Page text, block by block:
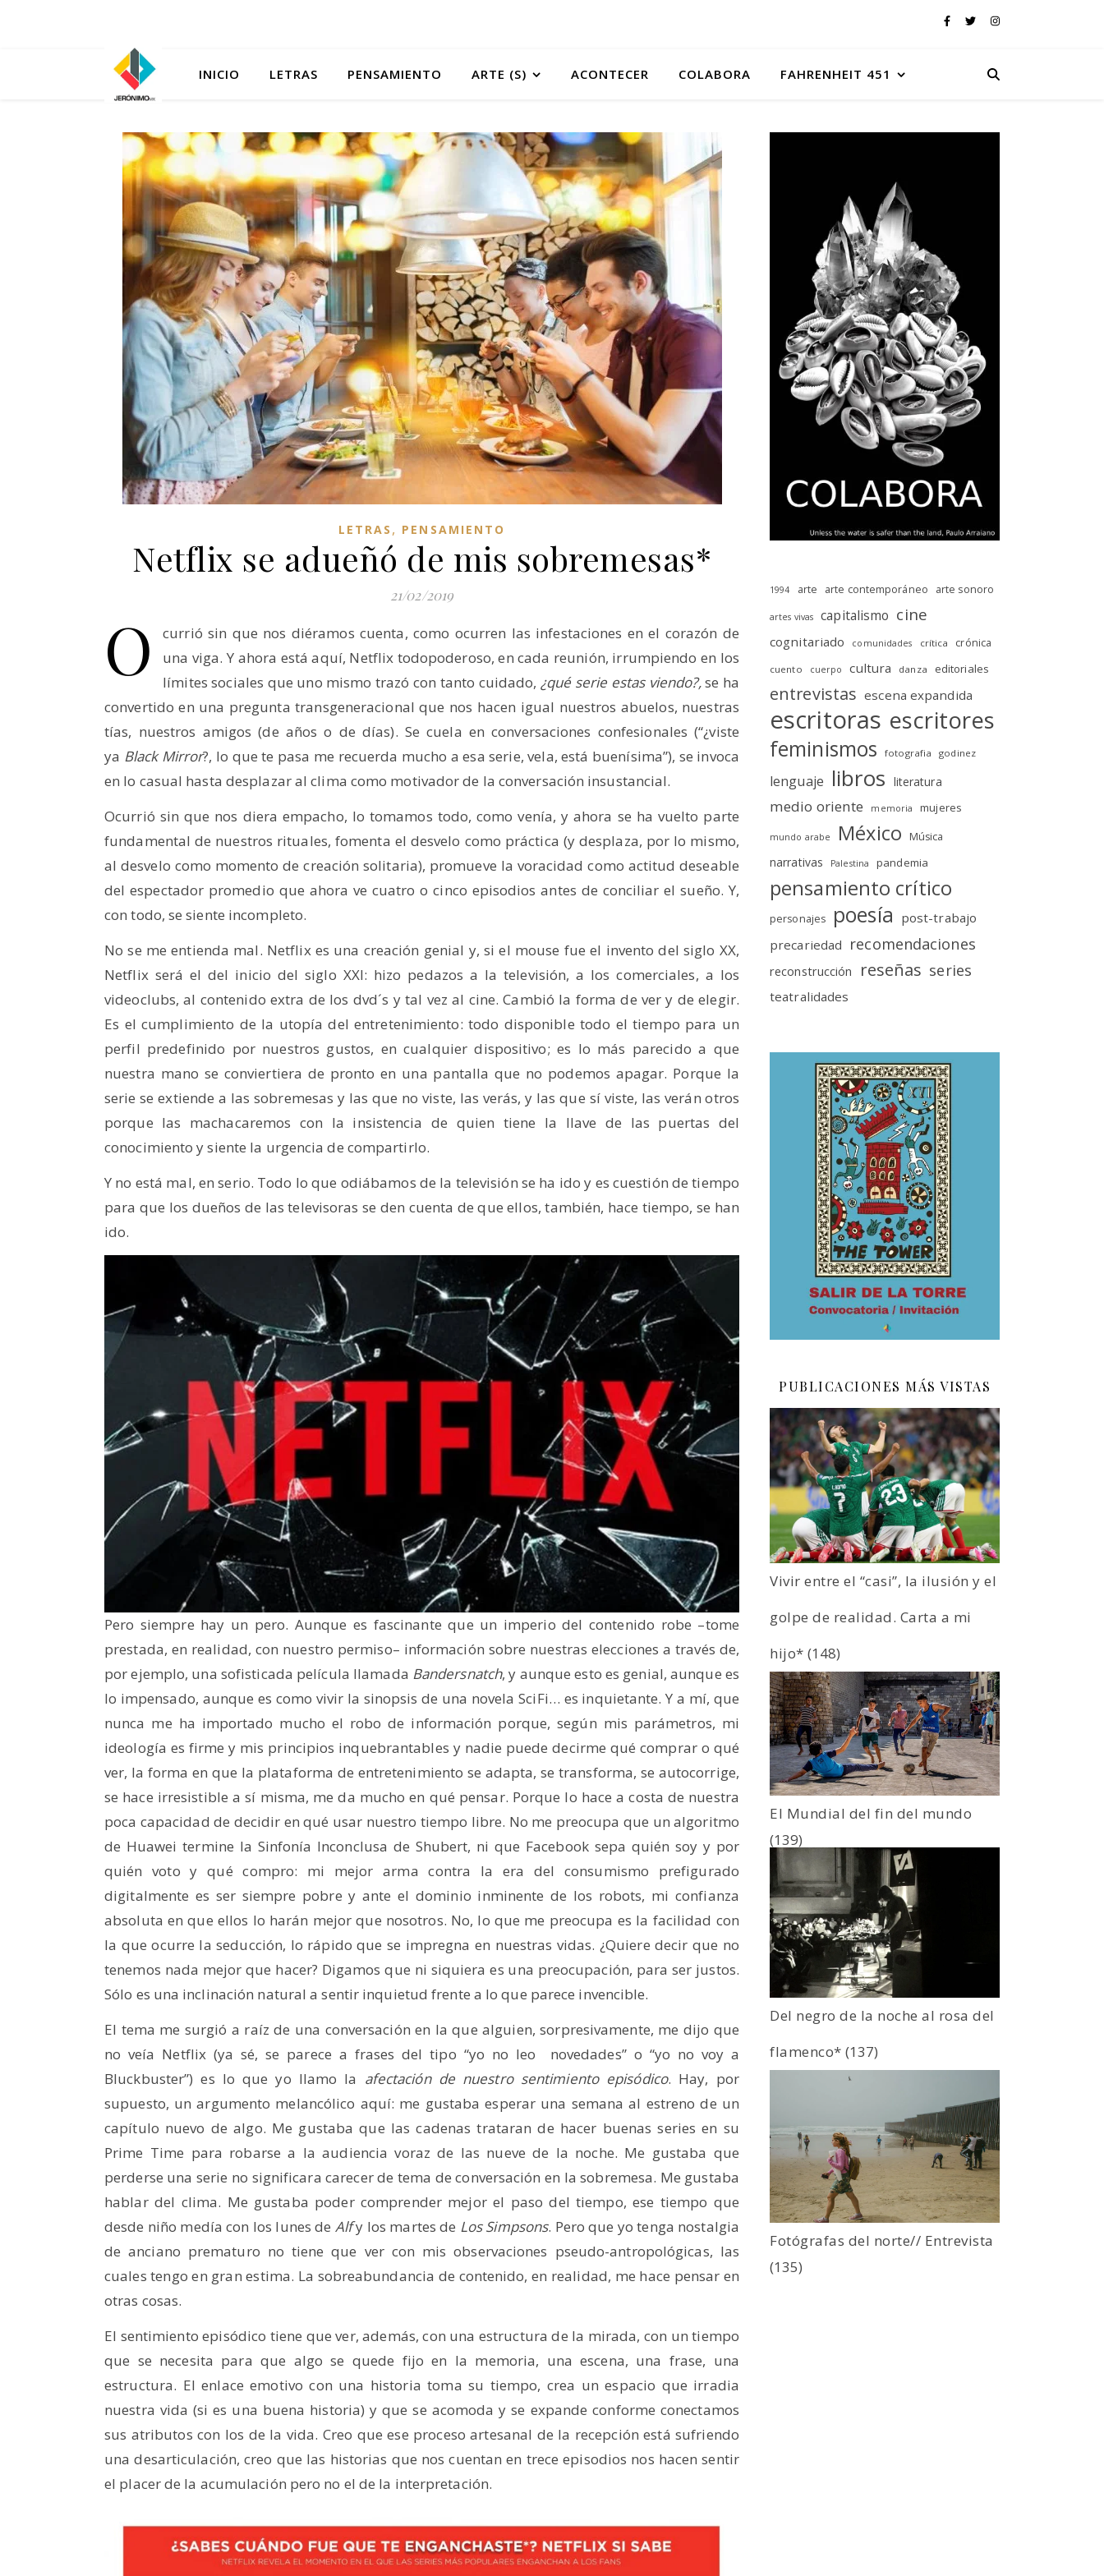
INICIO LETRAS PENSAMIENTO ARTE (S) ACONTECER COLABORA FAHRENHEIT 451
LETRAS , PENSAMIENTO
Netflix se adueñó de mis sobremesas*
21/02/2019
O
currió sin que nos diéramos cuenta, como ocurren las infestaciones en el corazón de
una viga. Y ahora está aquí, Netflix todopoderoso, en cada reunión, irrumpiendo en los
límites sociales que uno mismo trazó con tanto cuidado,¿qué serie estas viendo?,se ha
convertido en una pregunta transgeneracional que nos hacen igual nuestros abuelos, nuestras
tías, nuestros amigos (de años o de días). Se cuela en conversaciones confesionales (“¿viste
ya Black Mirror?, lo que te pasa me recuerda mucho a esa serie, vela, está buenísima”), se invoca
en lo casual hasta desplazar al clima como motivador de la conversación insustancial.
Ocurrió sin que nos diera empacho, lo tomamos todo, como venía, y ahora se ha vuelto parte
fundamental de nuestros rituales, fomenta el desvelo como práctica (y desplaza, por lo mismo,
al desvelo como momento de creación solitaria), promueve la voracidad como actitud deseable
del espectador promedio que ahora ve cuatro o cinco episodios antes de conciliar el sueño. Y,
con todo, se siente incompleto.
No se me entienda mal. Netflix es una creación genial y, si el mouse fue el invento del siglo XX,
Netflix será el del inicio del siglo XXI: hizo pedazos a la televisión, a los comerciales, a los
videoclubs, al contenido extra de los dvd´s y tal vez al cine. Cambió la forma de ver y de elegir.
Es el cumplimiento de la utopía del entretenimiento: todo disponible todo el tiempo para un
perfil predefinido por nuestros gustos, en cualquier dispositivo; es lo más parecido a que
nuestra mano se conviertiera de pronto en una pantalla que no podemos apagar. Porque la
serie se extiende a las sobremesas y las que no viste, las verás, y las que sí viste, las verán otros
porque las machacaremos con la insistencia de quien tiene la llave de las puertas del
conocimiento y siente la urgencia de compartirlo.
Y no está mal, en serio. Todo lo que odiábamos de la televisión se ha ido y es cuestión de tiempo
para que los dueños de las televisoras se den cuenta de que ellos, también, hace tiempo, se han
ido.
Pero siempre hay un pero. Aunque es fascinante que un imperio del contenido robe –tome
prestada, en realidad, con nuestro permiso– información sobre nuestras elecciones a través de,
por ejemplo, una sofisticada película llamada Bandersnatch, y aunque esto es genial, aunque es
lo impensado, aunque es como vivir la sinopsis de una novela SciFi… es inquietante. Y a mí, que
nunca me ha importado mucho el robo de información porque, según mis parámetros, mi
ideología es firme y mis principios inquebrantables y nadie puede decirme qué comprar o qué
ver, la forma en que la plataforma de entretenimiento se adapta, se transforma, se autocorrige,
se hace irresistible a sí misma, me da mucho en qué pensar. Porque lo hace a costa de nuestra
poca capacidad de decidir en qué usar nuestro tiempo libre. No me preocupa que un algoritmo
de Huawei termine la Sinfonía Inconclusa de Shubert, ni que Facebook sepa quién soy y por
quién voto y qué compro: mi mejor arma contra la era del consumismo prefigurado
digitalmente es ser siempre pobre y ante el dominio inminente de los robots, mi confianza
absoluta en que ellos lo harán mejor que nosotros. No, lo que me preocupa es la facilidad con
la que ocurre la seducción, lo rápido que se impregna en nuestras vidas. ¿Quiere decir que no
tenemos nada mejor que hacer? Digamos que ni siquiera es una preocupación, para ser justos.
Sólo es una inclinación natural a sentir inquietud frente a lo que parece invencible.
El tema me surgió a raíz de una conversación en la que alguien, sorpresivamente, me dijo que
no veía Netflix (ya sé, se parece a frases del tipo “yo no leo novedades” o “yo no voy a
Bluckbuster”) es lo que yo llamo la afectación de nuestro sentimiento episódico. Hay, por
supuesto, un argumento melancólico aquí: me gustaba esperar una semana al estreno de un
capítulo nuevo de algo. Me gustaba que las cadenas trataran de hacer buenas series en su
Prime Time para robarse a la audiencia voraz de las nueve de la noche. Me gustaba que
perderse una serie no significara carecer de tema de conversación en la sobremesa. Me gustaba
hablar del clima. Me gustaba poder comprender mejor el paso del tiempo, ese tiempo que
desde niño medía con los lunes de Alfy los martes de Los Simpsons. Pero que yo tenga nostalgia
de anciano prematuro no tiene que ver con mis observaciones pseudo-antropológicas, las
cuales tengo en gran estima. La sobreabundancia de contenido, en realidad, me hace pensar en
otras cosas.
El sentimiento episódico tiene que ver, además, con una estructura de la mirada, con un tiempo
que se necesita para que algo se quede fijo en la memoria, una escena, una frase, una
estructura. El enlace emotivo con una historia toma su tiempo, crea un espacio que irradia
nuestra vida (si es una buena historia) y que se acomoda y se expande conforme conectamos
sus atributos con los de la vida. Creo que ese proceso artesanal de la recepción está sufriendo
una desarticulación, creo que las historias que nos cuentan en trece episodios nos hacen sentir
el placer de la acumulación pero no el de la interpretación.
1994 arte arte contemporáneo arte sonoro
artes vivas capitalismo cine
cognitariado comunidades crítica crónica
cuento cuerpo cultura danza editoriales
entrevistas escena expandida
escritoras escritores
feminismos fotografia godinez
lenguaje libros literatura
medio oriente memoria mujeres
mundo arabe México Música
narrativas Palestina pandemia
pensamiento crítico
personajes poesía post-trabajo
precariedad recomendaciones
reconstrucción reseñas series
teatralidades
PUBLICACIONES MÁS VISTAS
Vivir entre el “casi”, la ilusión y el
golpe de realidad. Carta a mi
hijo* (148)
El Mundial del fin del mundo
(139)
Del negro de la noche al rosa del
flamenco* (137)
Fotógrafas del norte// Entrevista
(135)